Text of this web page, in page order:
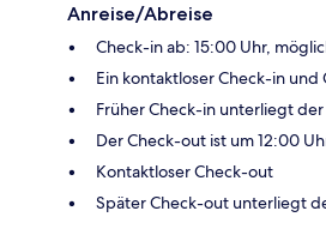
Anreise/Abreise
Check-in ab: 15:00 Uhr,
Ein kontaktloser Check-in
Früher Check-in unterliegt
Der Check-out ist um 12:00
Kontaktloser Check-out
Später Check-out unterliegt